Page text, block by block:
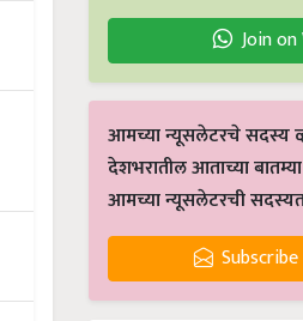
Join
आमच्या न्यूसलेटरचे सदस्य
देशभरातील आताच्या
आमच्या न्यूसलेटरची